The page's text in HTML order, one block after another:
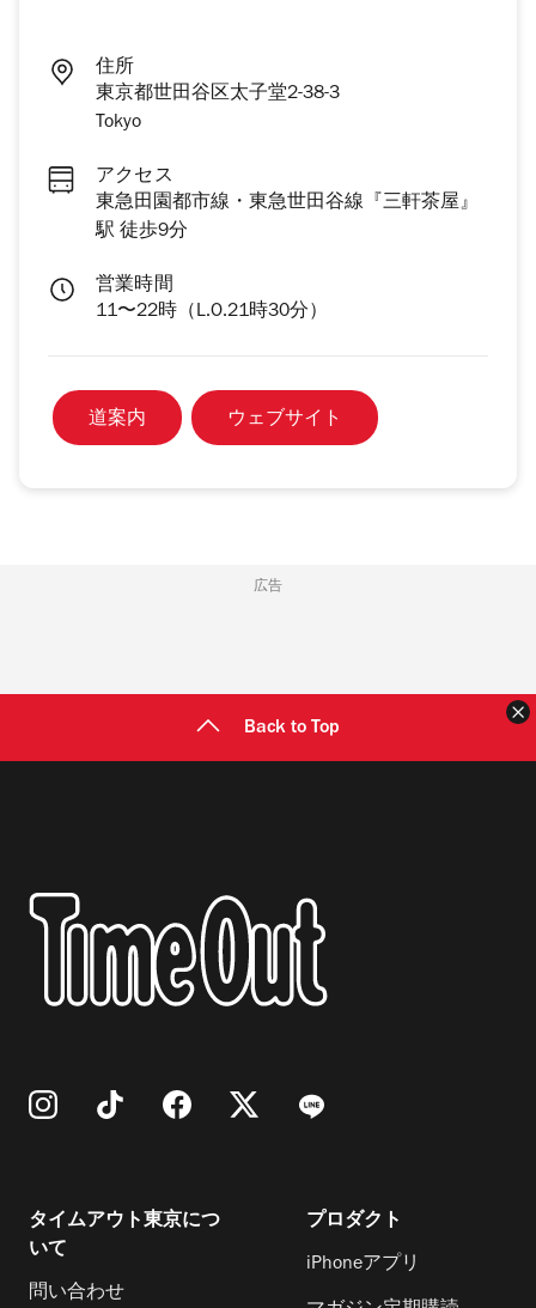
住所
東京都世田谷区太子堂2-38-3
Tokyo
アクセス
東急田園都市線・東急世田谷線『三軒茶屋』
駅 徒歩9分
営業時間
11〜22時（L.O.21時30分）
道案内 ウェブサイト
広告
Back to Top
タイムアウト東京につ
いて
問い合わせ
プロダクト
iPhoneアプリ